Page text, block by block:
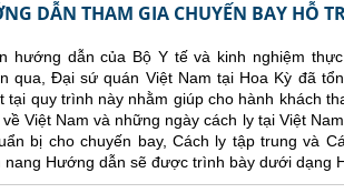
DẪN THAM GIA CHUYẾN BAY HỖ
hướng dẫn của Bộ Y tế và kinh nghiệm
qua, Đại sứ quán Việt Nam tại Hoa Kỳ đã
tại quy trình này nhằm giúp cho hành khách
Việt Nam và những ngày cách ly tại Việt
bị cho chuyến bay, Cách ly tập trung và
nang Hướng dẫn sẽ được trình bày dưới dạng